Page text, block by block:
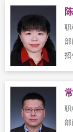
职
部
招
职
部